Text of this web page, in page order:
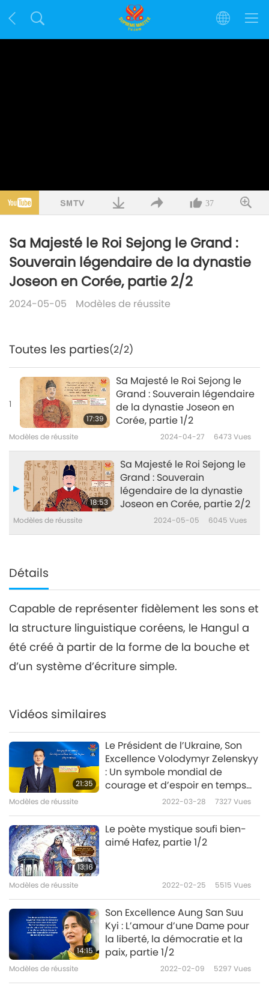
37
Sa Majesté le Roi Sejong le Grand :
Souverain légendaire de la dynastie
Joseon en Corée, partie 2/2
2024-05-05 Modèles de réussite
Toutes les parties(2/2)
1
17:39
Sa Majesté le Roi Sejong le
Grand : Souverain légendaire
de la dynastie Joseon en
Corée, partie 1/2
Modèles de réussite 2024-04-27 6473Vues
18:53
Sa Majesté le Roi Sejong le
Grand : Souverain
légendaire de la dynastie
Joseon en Corée, partie 2/2
Modèles de réussite 2024-05-05 6045 Vues
Détails
Capable de représenter fidèlement les sons et
la structure linguistique coréens, le Hangul a
été créé à partir de la forme de la bouche et
d’un système d’écriture simple.
Vidéos similaires
21:35
Le Président de l’Ukraine, Son
Excellence Volodymyr Zelenskyy
: Un symbole mondial de
courage et d’espoir en temps
Modèles de réussite 2022-03-28 7327 Vues
13:16
Le poète mystique soufi bien-
aimé Hafez, partie 1/2
Modèles de réussite 2022-02-25 5515 Vues
14:15
Son Excellence Aung San Suu
Kyi : L’amour d’une Dame pour
la liberté, la démocratie et la
paix, partie 1/2
Modèles de réussite 2022-02-09 5297 Vues